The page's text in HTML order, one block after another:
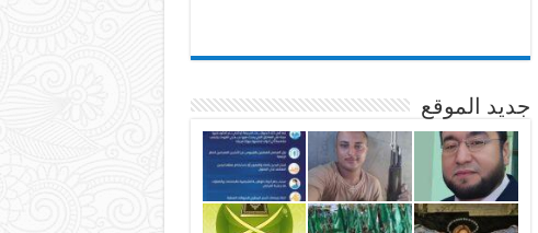
جديد الموقع